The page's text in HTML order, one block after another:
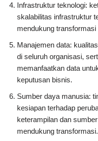
Infrastruktur teknologi:
skalabilitas infrastruktur
mendukung transformasi
Manajemen data:
di seluruh organisasi,
memanfaatkan data
keputusan bisnis.
Sumber daya manusia:
kesiapan terhadap
keterampilan dan
mendukung transformasi.